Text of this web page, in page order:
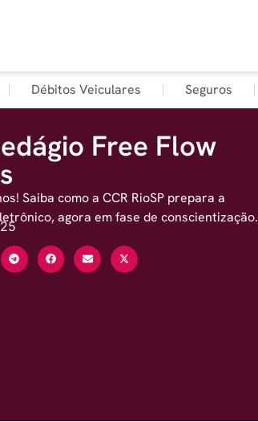
Débitos Veiculares Seguros
Free Flow
Saiba como a CCR RioSP prepara a
agora em fase de conscientização.